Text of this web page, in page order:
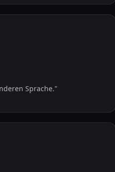
Sprache."